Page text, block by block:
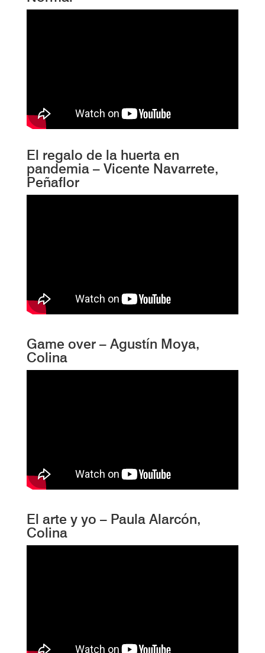
El regalo de la huerta en
pandemia – Vicente Navarrete,
Peñaflor
Game over – Agustín Moya,
Colina
El arte y yo – Paula Alarcón,
Colina